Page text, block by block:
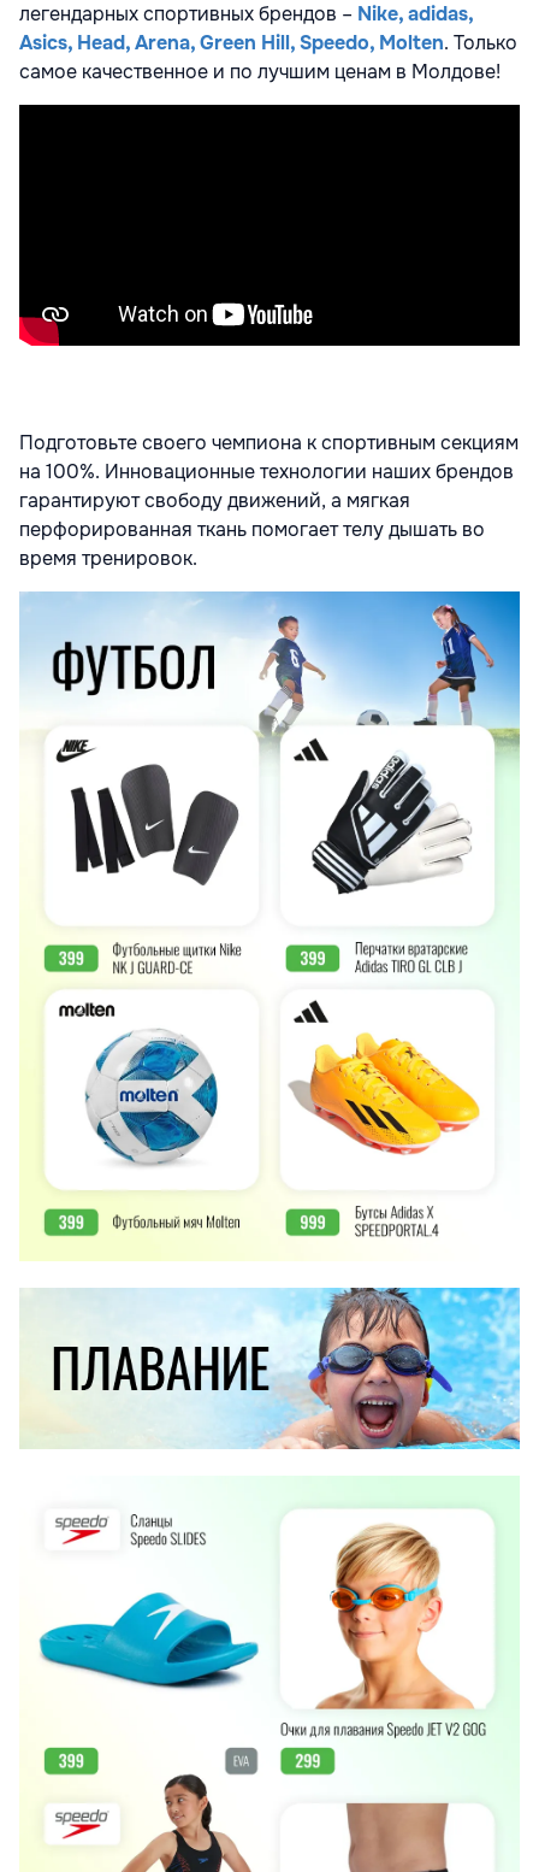
легендарных спортивных брендов – Nike, adidas,
Asics, Head, Arena, Green Hill, Speedo, Molten. Только
самое качественное и по лучшим ценам в Молдове!
Подготовьте своего чемпиона к спортивным секциям
на 100%. Инновационные технологии наших брендов
гарантируют свободу движений, а мягкая
перфорированная ткань помогает телу дышать во
время тренировок.